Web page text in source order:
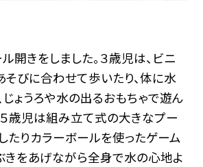
開きをしました。３歳児は、ビニ
びに合わせて歩いたり、体に水
じょうろや水の出るおもちゃで遊ん
５歳児は組み立て式の大きなプー
たりカラーボールを使ったゲーム
きをあげながら全身で水の心地よ